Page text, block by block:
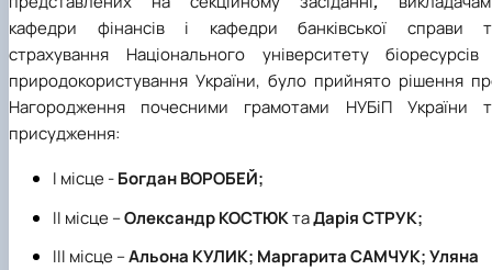
кафедри фінансів і кафедри банківської справи
страхування Національного університету біоресурсів
природокористування України, було прийнято рішення
Нагородження почесними грамотами НУБіП України
присудження:
І місце -Богдан ВОРОБЕЙ;
ІІ місце –Олександр КОСТЮКтаДарія СТРУК;
ІІІ місце –Альона КУЛИК; Маргарита САМЧУК; Уляна